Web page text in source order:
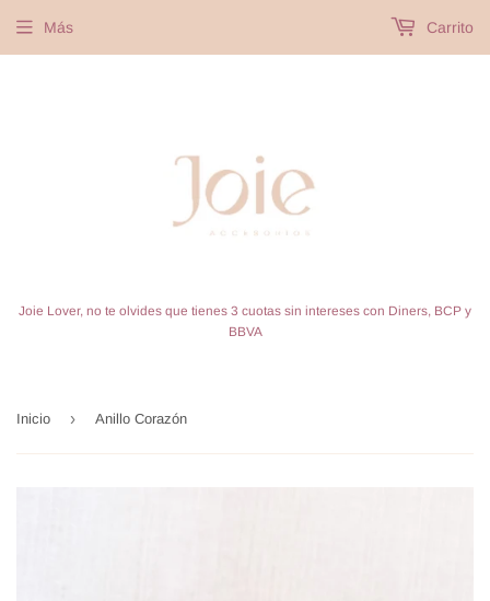
Joie Lover, no te olvides que tienes 3 cuotas sin intereses con Diners, BCP y
BBVA
Más Carrito
Inicio › Anillo Corazón